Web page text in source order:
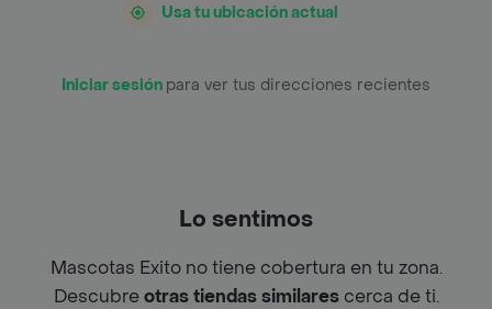
Usa tu ubicación actual
Iniciar sesión para ver tus direcciones recientes
Lo sentimos
Mascotas Exito no tiene cobertura en tu zona.
Descubreotras tiendas similarescerca de ti.